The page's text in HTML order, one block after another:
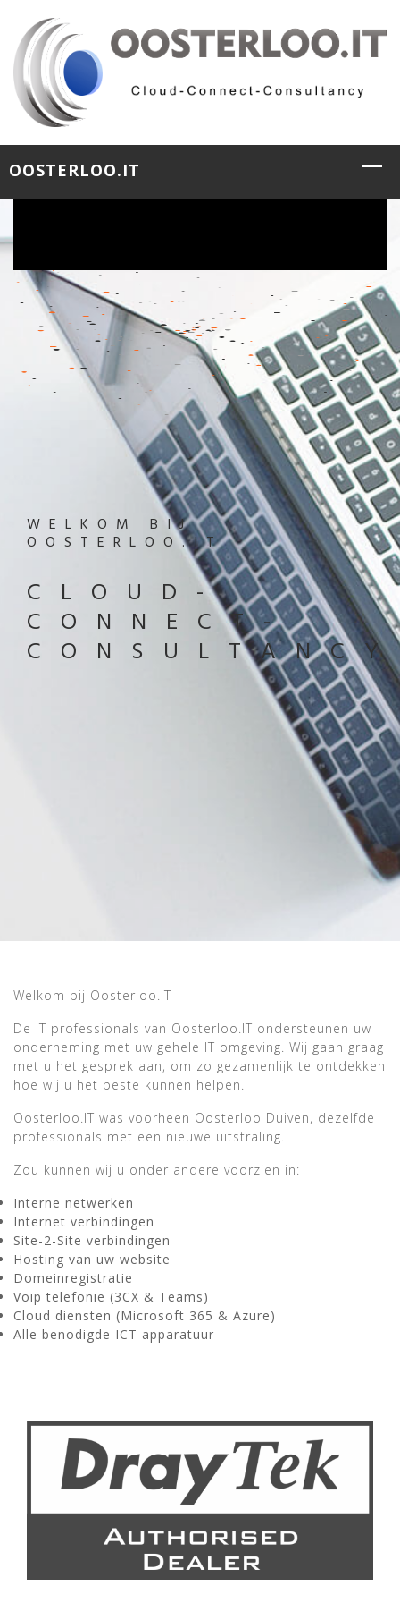
WELKOM BIJ
OOSTERLOO.IT
CLOUD-
CONNECT-
CONSULTANCY
Welkom bij Oosterloo.IT
De IT professionals van Oosterloo.IT ondersteunen uw
onderneming met uw gehele IT omgeving. Wij gaan graag
met u het gesprek aan, om zo gezamenlijk te ontdekken
hoe wij u het beste kunnen helpen.
Oosterloo.IT was voorheen Oosterloo Duiven, dezelfde
professionals met een nieuwe uitstraling.
Zou kunnen wij u onder andere voorzien in:
Interne netwerken
Internet verbindingen
Site-2-Site verbindingen
Hosting van uw website
Domeinregistratie
Voip telefonie (3CX & Teams)
Cloud diensten (Microsoft 365 & Azure)
Alle benodigde ICT apparatuur